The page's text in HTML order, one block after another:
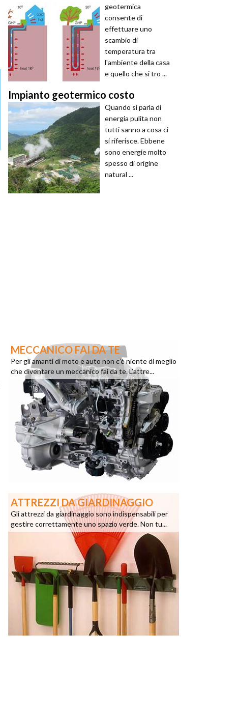
geotermica
consente di
effettuare uno
scambio di
temperatura tra
l'ambiente della casa
e quello che si tro ...
Impianto geotermico costo
Quando si parla di
energia pulita non
tutti sanno a cosa ci
si riferisce. Ebbene
sono energie molto
spesso di origine
natural ...
MECCANICO FAI DA TE
Per gli amanti di moto e auto non c’è niente di meglio
che diventare un meccanico fai da te. L’attre...
ATTREZZI DA GIARDINAGGIO
Gli attrezzi da giardinaggio sono indispensabili per
gestire correttamente uno spazio verde. Non tu...